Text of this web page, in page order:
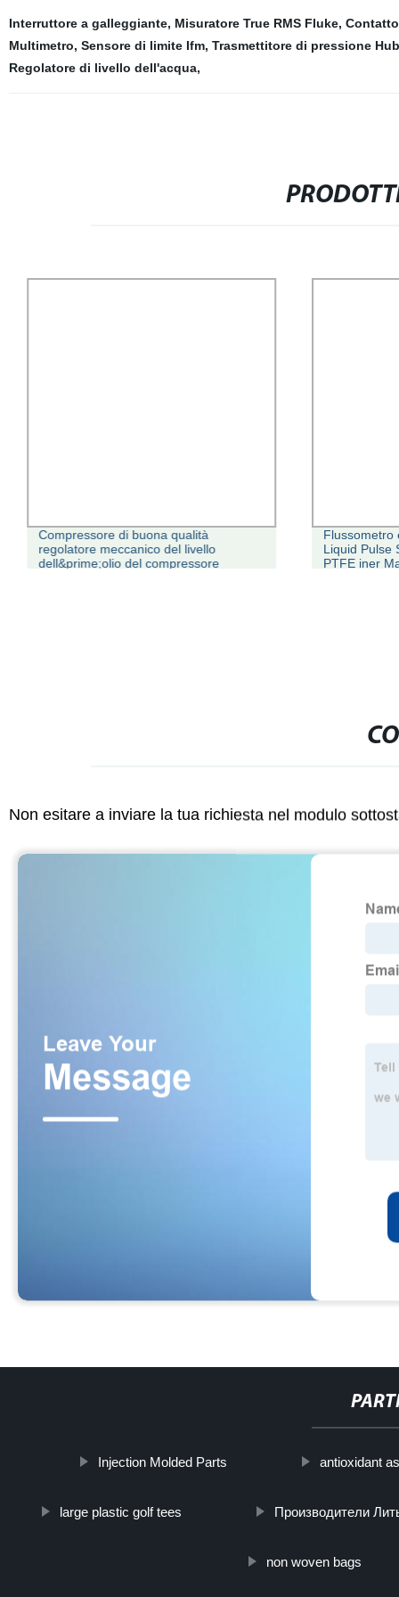
Interruttore a galleggiante, Misuratore True RMS Fluke,
Multimetro, Sensore di limite Ifm, Trasmettitore di pressione
Regolatore di livello dell'acqua,
Compressore di buona qualità
regolatore meccanico del livello
dell&prime;olio del compressore
Flussometro
Liquid Pulse
PTFE iner
Non esitare a inviare la tua richiesta nel modulo
Injection Molded Parts antioxidant
large plastic golf tees Производители
non woven bags